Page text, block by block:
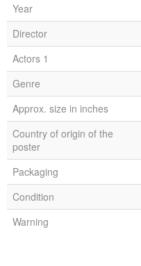
Year
Director
Actors 1
Genre
Approx. size in inches
Country of origin of the
poster
Packaging
Condition
Warning